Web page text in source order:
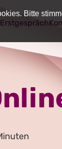
Bitte
Erstgespräch